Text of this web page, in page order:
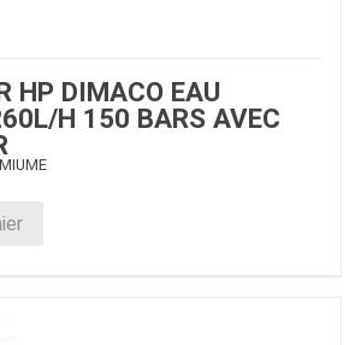
HP DIMACO EAU
H 150 BARS AVEC